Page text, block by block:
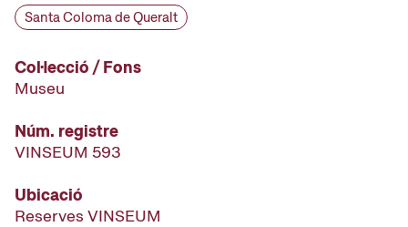
Santa Coloma de Queralt
Col·lecció / Fons
Museu
Núm. registre
VINSEUM 593
Ubicació
Reserves VINSEUM